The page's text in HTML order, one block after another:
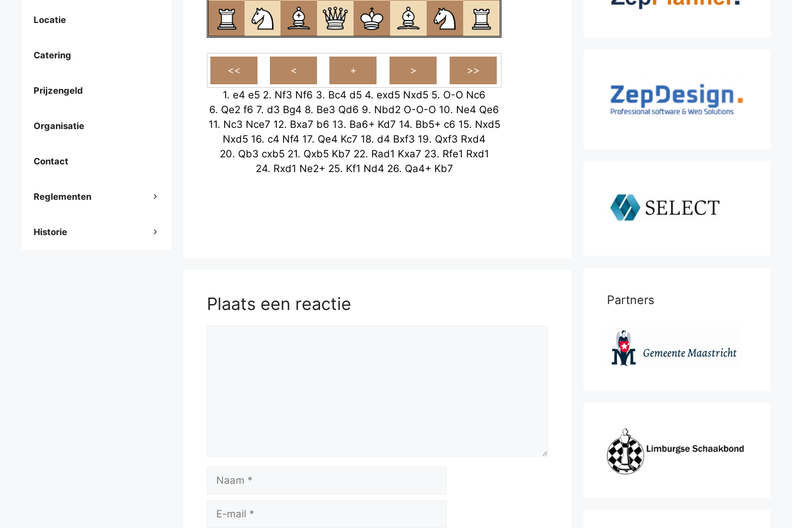
1. e4 e5 2. Nf3 Nf6 3. Bc4 d5 4. exd5 Nxd5 5. O-O Nc6
6. Qe2 f6 7. d3 Bg4 8. Be3 Qd6 9. Nbd2 O-O-O 10. Ne4 Qe6
11. Nc3 Nce7 12. Bxa7 b6 13. Ba6+ Kd7 14. Bb5+ c6 15. Nxd5
Nxd5 16. c4 Nf4 17. Qe4 Kc7 18. d4 Bxf3 19. Qxf3 Rxd4
20. Qb3 cxb5 21. Qxb5 Kb7 22. Rad1 Kxa7 23. Rfe1 Rxd1
24. Rxd1 Ne2+ 25. Kf1 Nd4 26. Qa4+ Kb7
Plaats een reactie
mail
Locatie
Catering
Prijzengeld
Organisatie
Contact
Reglementen
Historie
Partners